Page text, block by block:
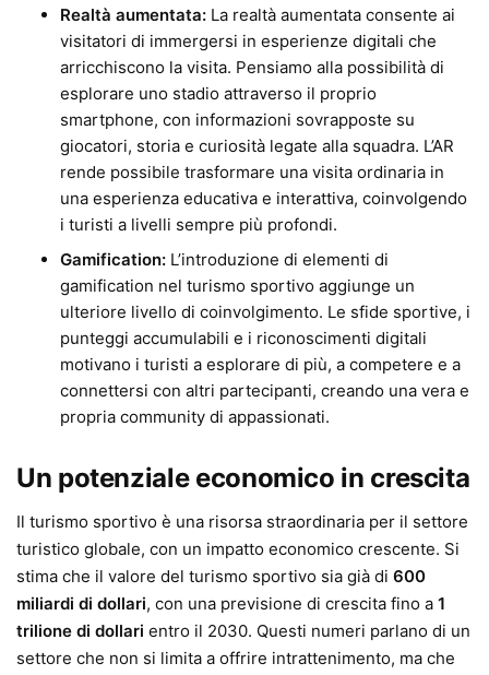
Realtà aumentata: La realtà aumentata consente ai
visitatori di immergersi in esperienze digitali che
arricchiscono la visita. Pensiamo alla possibilità di
esplorare uno stadio attraverso il proprio
smartphone, con informazioni sovrapposte su
giocatori, storia e curiosità legate alla squadra. L’AR
rende possibile trasformare una visita ordinaria in
una esperienza educativa e interattiva, coinvolgendo
i turisti a livelli sempre più profondi.
Gamification: L’introduzione di elementi di
gamification nel turismo sportivo aggiunge un
ulteriore livello di coinvolgimento. Le sfide sportive, i
punteggi accumulabili e i riconoscimenti digitali
motivano i turisti a esplorare di più, a competere e a
connettersi con altri partecipanti, creando una vera e
propria community di appassionati.
Un potenziale economico in crescita
Il turismo sportivo è una risorsa straordinaria per il settore
turistico globale, con un impatto economico crescente. Si
stima che il valore del turismo sportivo sia già di 600
miliardi di dollari, con una previsione di crescita fino a 1
trilione di dollari entro il 2030. Questi numeri parlano di un
settore che non si limita a offrire intrattenimento, ma che